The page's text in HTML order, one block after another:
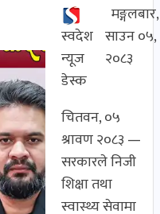
स्वदेश
न्यूज
डेस्क
मङ्गलबार,
साउन ०५,
२०८३
चितवन, ०५
श्रावण २०८३ —
सरकारले निजी
शिक्षा तथा
स्वास्थ्य सेवामा